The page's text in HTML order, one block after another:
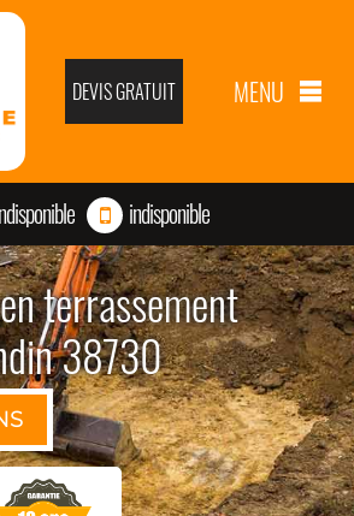
DEVIS GRATUIT MENU
indisponible
terrassement
38730